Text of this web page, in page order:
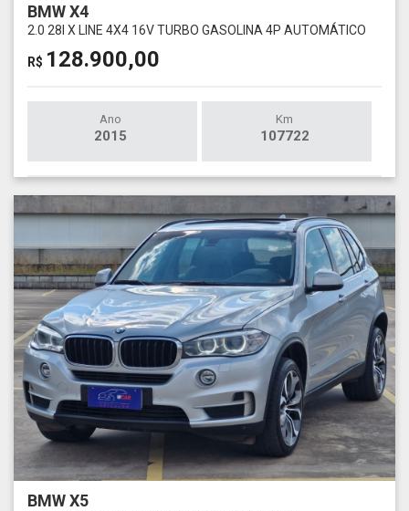
BMW X4
2.0 28I X LINE 4X4 16V TURBO GASOLINA 4P AUTOMÁTICO
R$ 128.900,00
Ano
2015
Km
107722
BMW X5